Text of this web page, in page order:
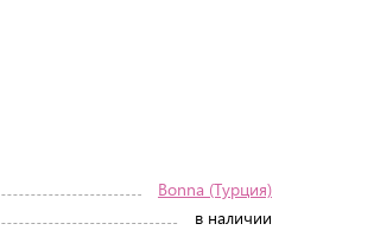
Bonna (Турция)
в наличии